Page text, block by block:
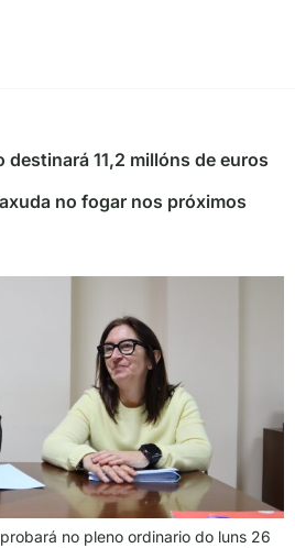
destinará 11,2 millóns de euros
no fogar nos próximos
no pleno ordinario do luns 26